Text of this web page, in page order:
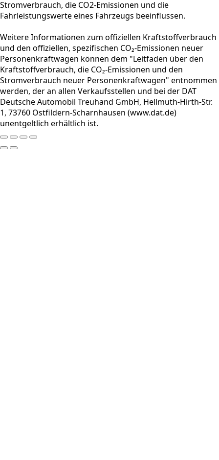
Stromverbrauch, die CO2-Emissionen und die
Fahrleistungswerte eines Fahrzeugs beeinflussen.
Weitere Informationen zum offiziellen Kraftstoffverbrauch
und den offiziellen, spezifischen CO₂-Emissionen neuer
Personenkraftwagen können dem "Leitfaden über den
Kraftstoffverbrauch, die CO₂-Emissionen und den
Stromverbrauch neuer Personenkraftwagen" entnommen
werden, der an allen Verkaufsstellen und bei der DAT
Deutsche Automobil Treuhand GmbH, Hellmuth-Hirth-Str.
1, 73760 Ostfildern-Scharnhausen (www.dat.de)
unentgeltlich erhältlich ist.